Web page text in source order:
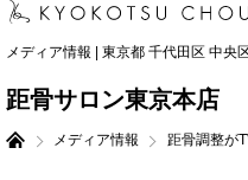
距骨サロン東京本店
メディア情報 距骨調整が